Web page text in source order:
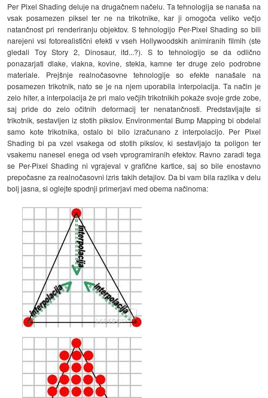
Per Pixel Shading deluje na drugačnem načelu. Ta tehnologija se nanaša na
vsak posamezen piksel ter ne na trikotnike, kar ji omogoča veliko večjo
natančnost pri renderiranju objektov. S tehnologijo Per-Pixel Shading so bili
narejeni vsi fotorealistični efekti v vseh Hollywoodskih animiranih filmih (ste
gledali Toy Story 2, Dinosaur, itd...?). S to tehnologijo se da odlično
ponazarjati dlake, vlakna, kovine, stekla, kamne ter druge zelo podrobne
materiale. Prejšnje realnočasovne tehnologije so efekte nanašale na
posamezen trikotnik, nato se je na njem uporabila interpolacija. Ta način je
zelo hiter, a interpolacija že pri malo večjih trikotnikih pokaže svoje grde zobe,
saj pride do zelo očitnih deformacij ter nenatančnosti. Predstavljajte si
trikotnik, sestavljen iz stotih pikslov. Environmental Bump Mapping bi obdelal
samo kote trikotnika, ostalo bi bilo izračunano z interpolacijo. Per Pixel
Shading bi pa vzel vsakega od stotih pikslov, ki sestavljajo ta poligon ter
vsakemu nanesel enega od vseh vprogramiranih efektov. Ravno zaradi tega
se Per-Pixel Shading ni vgrajeval v grafične kartice, saj so bile enostavno
prepočasne za realnočasovni izris takih detajlov. Da bi vam bila razlika v delu
bolj jasna, si oglejte spodnji primerjavi med obema načinoma: